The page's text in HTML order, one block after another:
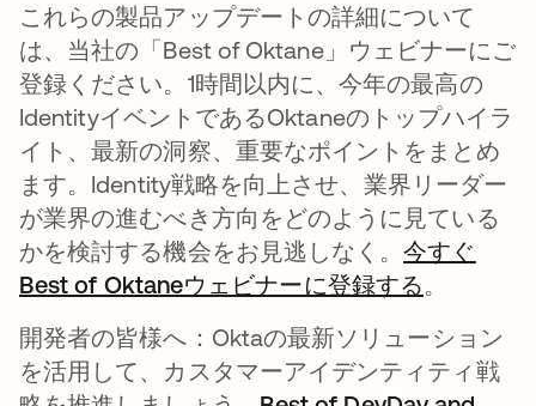
これらの製品アップデートの詳細について
は、当社の「Best of Oktane」ウェビナーにご
登録ください。1時間以内に、今年の最高の
IdentityイベントであるOktaneのトップハイラ
イト、最新の洞察、重要なポイントをまとめ
ます。Identity戦略を向上させ、業界リーダー
が業界の進むべき方向をどのように見ている
かを検討する機会をお見逃しなく。今すぐ
Best of Oktaneウェビナーに登録する新しいタ
。
開発者の皆様へ：Oktaの最新ソリューション
を活用して、カスタマーアイデンティティ戦